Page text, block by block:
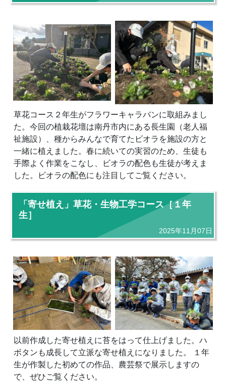
草花コース２年生がフラワーキャラバンに取組みまし
た。今回の植栽花壇は南丹市内にある長生園（老人福
祉施設）、種からみんなで育てたビオラを施設の方と
一緒に植えました。春に続いての実習のため、生徒も
手際よく作業をこなし、ビオラの配色も生徒が考えま
した。ビオラの配色にも注目してご覧ください。
「寄せ植え」草花・生物工学コース［１年
生］
2025年11月07日
以前作成した寄せ植えに苔をはって仕上げました。ハ
ボタンも成長して立派な寄せ植えになりました。 １年
生が作製した初めての作品、農芸祭で展示しますの
で、ぜひご覧ください。